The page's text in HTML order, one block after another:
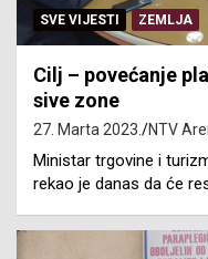
SVE VIJESTI ZEMLJA
Cilj – povećanje
sive zone
27. Marta 2023. NTV
Ministar trgovine i
rekao je danas da će